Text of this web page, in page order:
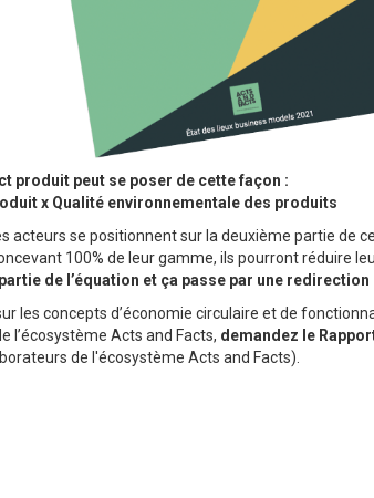
produit peut se poser de cette façon :
x Qualité environnementale des produits
acteurs se positionnent sur la deuxième partie de
100% de leur gamme, ils pourront réduire
de l’équation et ça passe par une
les concepts d’économie circulaire et de
l’écosystème Acts and Facts, demandez le
de l'écosystème Acts and Facts).